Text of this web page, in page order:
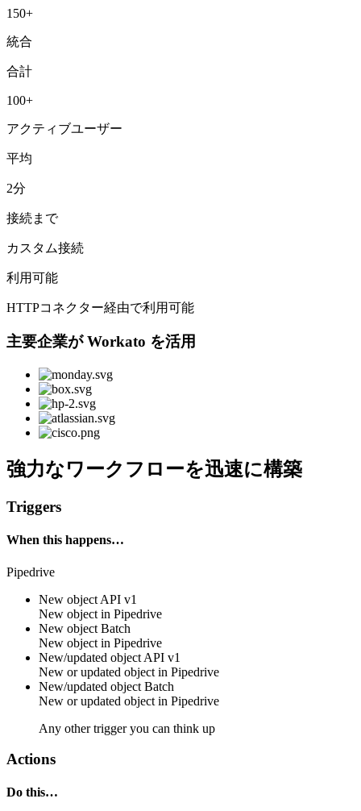
150+
統合
合計
100+
アクティブユーザー
平均
2分
接続まで
カスタム接続
利用可能
HTTPコネクター経由で利用可能
主要企業が Workato を活用
強力なワークフローを迅速に構築
Triggers
When this happens…
Pipedrive
New object API v1
New object in Pipedrive
New object Batch
New object in Pipedrive
New/updated object API v1
New or updated object in Pipedrive
New/updated object Batch
New or updated object in Pipedrive
Any other trigger you can think up
Actions
Do this…